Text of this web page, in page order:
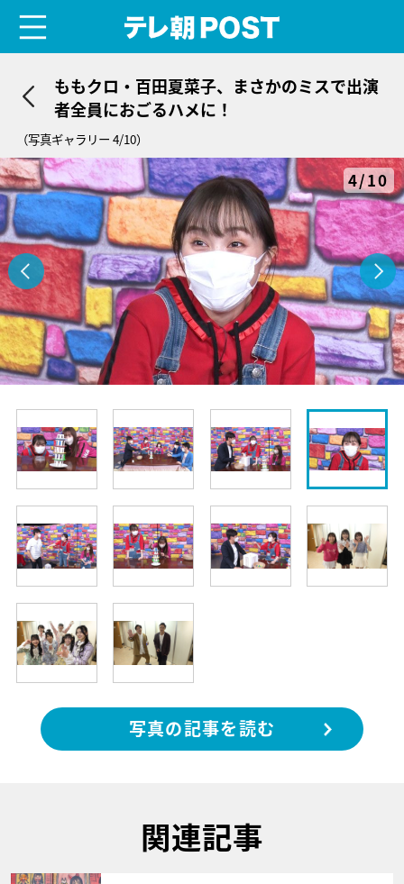
ももクロ・百田夏菜子、まさかのミスで出演
者全員におごるハメに！
（写真ギャラリー 4/10）
4/10
写真の記事を読む
関連記事